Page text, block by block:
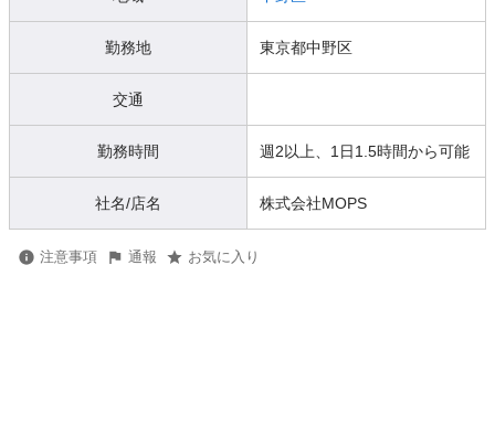
勤務地 東京都中野区
交通
勤務時間 週2以上、1日1.5時間から可能
社名/店名 株式会社MOPS
注意事項 通報 お気に入り